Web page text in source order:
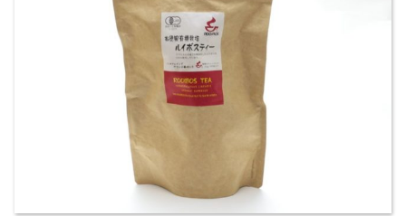
親と子の結びつき支援
母乳育児
その他の診療内容